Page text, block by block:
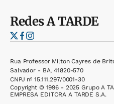
RedesA TARDE
Rua Professor Milton Cayres de
Salvador - BA, 41820-570
CNPJ nº 15.111.297/0001-30
Copyright © 1996 - 2025 Grupo A
EMPRESA EDITORA A TARDE S.A.